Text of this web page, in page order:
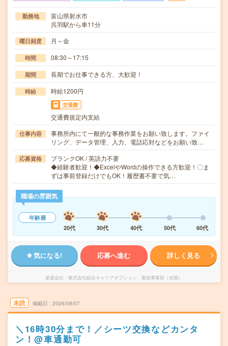
勤務地
富山県射水市
呉羽駅から車11分
曜日頻度 月～金
時間 08:30～17:15
期間 長期でお仕事できる方、大歓迎！
時給 時給1200円
交通費
交通費規定内支給
仕事内容
事務所内にて一般的な事務作業をお願い致します。ファイ
リング、データ管理、入力、電話応対などをお願い致…
応募資格
ブランクOK / 英語力不要
◆経験者歓迎！◆ExcelやWordの操作できる方歓迎！〇ま
ずは事前登録だけでもOK！履歴書不要で気…
職場の雰囲気
年齢層
20代
30代 40代 50代 60代
気になる! 応募へ進む 詳しく見る
派遣会社 株式会社綜合キャリアオプション 製造事業部（全国）
未読 掲載日 2026/08/07
＼16時30分まで！／シーツ交換などカンタ
ン！@車通勤可